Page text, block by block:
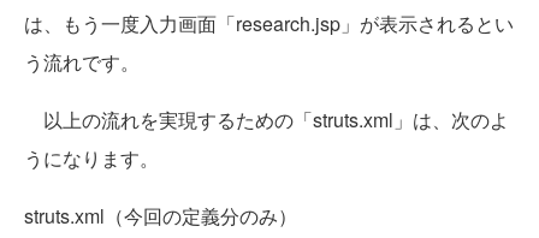
は、もう一度入力画面「research.jsp」が表示されるとい
う流れです。
以上の流れを実現するための「struts.xml」は、次のよ
うになります。
struts.xml（今回の定義分のみ）